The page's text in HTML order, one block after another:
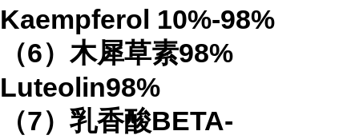
Kaempferol 10%-98%
（6）木犀草素98%
Luteolin98%
（7）乳香酸BETA-